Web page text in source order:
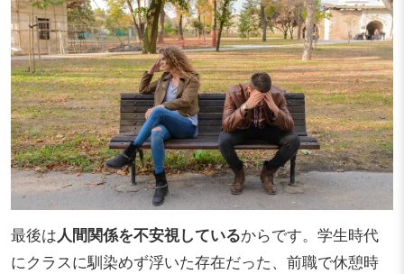
最後は人間関係を不安視しているからです。学生時代
にクラスに馴染めず浮いた存在だった、前職で休憩時